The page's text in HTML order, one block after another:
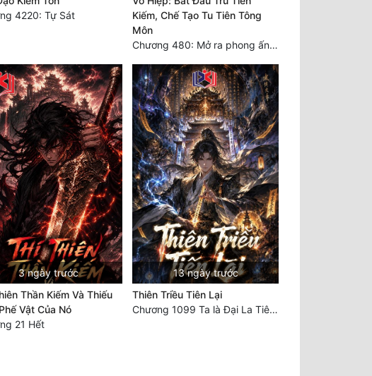
4220: Tự Sát
Kiếm, Chế Tạo Tu Tiên Tông
Môn
Chương 480: Mở ra phong ấn, giải cứu Hắc Long
3 ngày trước
Thần Kiếm Và Thiếu
Vật Của Nó
21 Hết
13 ngày trước
Thiên Triều Tiên Lại
Chương 1099 Ta là Đại La Tiên! Một người đắc đạo, gà chó lên trời (Đại kết cục)